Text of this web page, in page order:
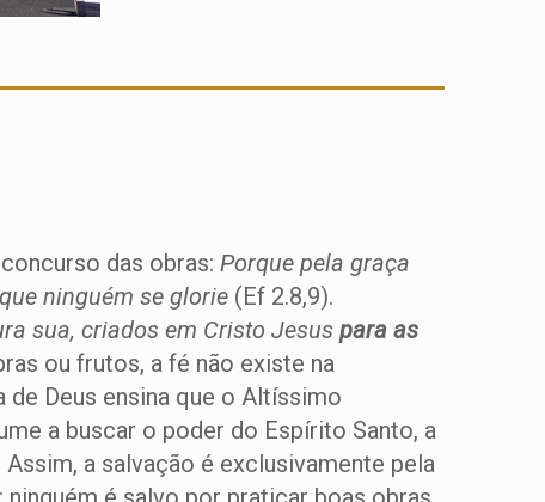
das obras: Porque pela graça
ninguém se glorie (Ef 2.8,9).
sua, criados em Cristo Jesus para as
ou frutos, a fé não existe na
de Deus ensina que o Altíssimo
a buscar o poder do Espírito Santo, a
a salvação é exclusivamente pela